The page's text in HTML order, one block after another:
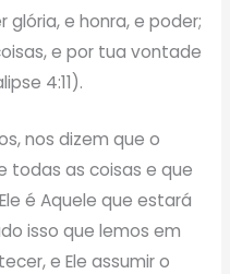
glória, e honra, e poder;
e por tua vontade
4:11).
nos dizem que o
todas as coisas e que
é Aquele que estará
isso que lemos em
e Ele assumir o